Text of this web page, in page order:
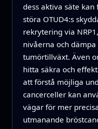
dess aktiva säte
störa OTUD4:s
rekrytering via
nivåerna och
tumörtillväxt. Även
hitta säkra och
att förstå möjliga
cancerceller kan
vägar för mer
utmanande